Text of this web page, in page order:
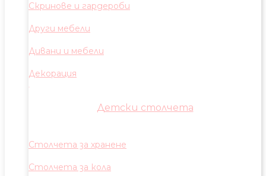
Скринове и гардероби
Други мебели
Дивани и мебели
Декорация
Детски столчета
Столчета за хранене
Столчета за кола